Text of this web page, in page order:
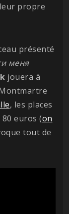
propre
présenté
меня
jouera à
, les places
euros (on
tout de